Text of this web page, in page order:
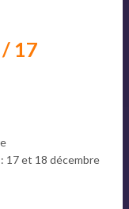
17
17 et 18 décembre